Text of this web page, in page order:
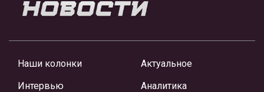
Наши колонки
Интервью
Актуальное
Аналитика